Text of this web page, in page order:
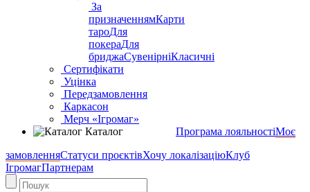
За
призначеннямКарти
тароДля
покераДля
бриджаСувенірніКласичні
Сертифікати
Уцінка
Передзамовлення
Каркасон
Мерч «Ігромаг»
Каталог
Програма лояльностіМоє
замовленняСтатуси проєктівХочу локалізаціюКлуб
ІгромагПартнерам